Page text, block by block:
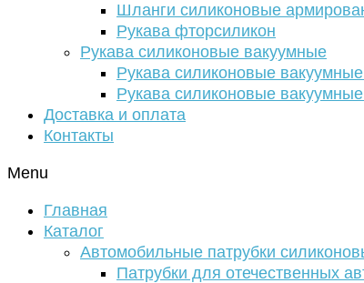
Шланги силиконовые
Рукава фторсиликон
Рукава силиконовые вакуумные
Рукава силиконовые
Рукава силиконовые
Доставка и оплата
Контакты
Menu
Главная
Каталог
Автомобильные патрубки
Патрубки для отечественных